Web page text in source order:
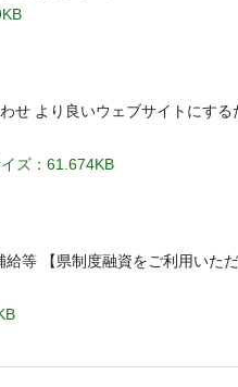
せ より良いウェブサイトにする
ズ：61.674KB
等 【県制度融資をご利用いた